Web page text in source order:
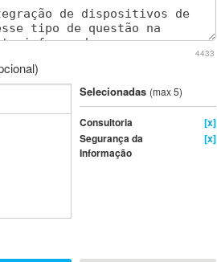
4433
Selecionadas (max 5)
Consultoria
[x]
Segurança da
Informação
[x]